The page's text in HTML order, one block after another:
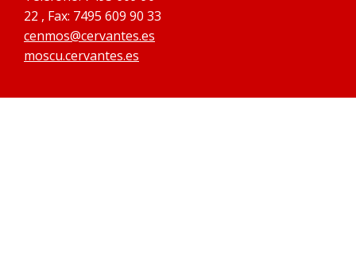
22 , Fax: 7495 609 90 33
cenmos@cervantes.es
moscu.cervantes.es